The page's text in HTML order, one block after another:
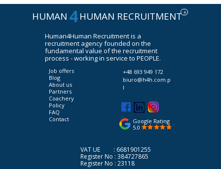
Google Rating
5.0
R
HUMAN RECRUITMENT
4
VAT UE : 6681901255
Register No : 384727865
Register No : 23118
Human4Human Recruitment is a
recruitment agency founded on the
fundamental value of the recruitment
process - working in service to PEOPLE.
HUMAN
Job offers
Blog
About us
Partners
Coachery
Policy
FAQ
Contact
+48 693 949 172
biuro@h4h.com.p
l